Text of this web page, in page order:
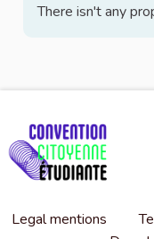
There isn't any
Legal mentions